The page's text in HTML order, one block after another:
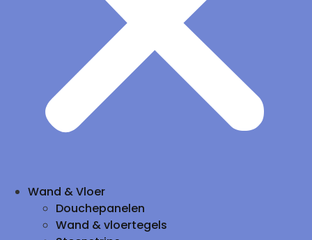
Wand & Vloer
Douchepanelen
Wand & vloertegels